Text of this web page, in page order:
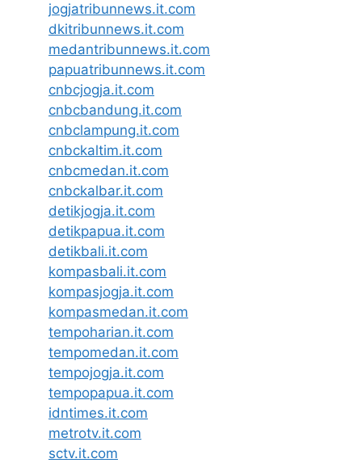
jogjatribunnews.it.com
dkitribunnews.it.com
medantribunnews.it.com
papuatribunnews.it.com
cnbcjogja.it.com
cnbcbandung.it.com
cnbclampung.it.com
cnbckaltim.it.com
cnbcmedan.it.com
cnbckalbar.it.com
detikjogja.it.com
detikpapua.it.com
detikbali.it.com
kompasbali.it.com
kompasjogja.it.com
kompasmedan.it.com
tempoharian.it.com
tempomedan.it.com
tempojogja.it.com
tempopapua.it.com
idntimes.it.com
metrotv.it.com
sctv.it.com